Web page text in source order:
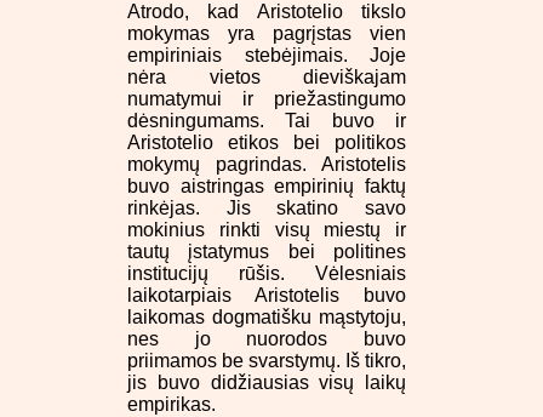
Atrodo, kad Aristotelio tikslo
mokymas yra pagrįstas vien
empiriniais stebėjimais. Joje
nėra vietos dieviškajam
numatymui ir priežastingumo
dėsningumams. Tai buvo ir
Aristotelio etikos bei politikos
mokymų pagrindas. Aristotelis
buvo aistringas empirinių faktų
rinkėjas. Jis skatino savo
mokinius rinkti visų miestų ir
tautų įstatymus bei politines
institucijų rūšis. Vėlesniais
laikotarpiais Aristotelis buvo
laikomas dogmatišku mąstytoju,
nes jo nuorodos buvo
priimamos be svarstymų. Iš tikro,
jis buvo didžiausias visų laikų
empirikas.